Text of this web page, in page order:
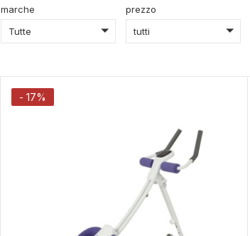
marche
Tutte
prezzo
tutti
- 17%